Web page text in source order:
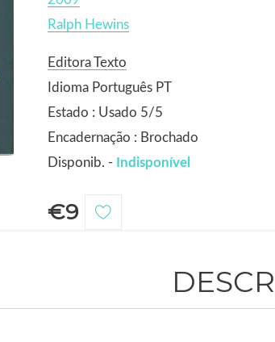
Ralph Hewins
Editora Texto
Idioma Português PT
Estado : Usado 5/5
Encadernação : Brochado
Disponib. - Indisponível
€9